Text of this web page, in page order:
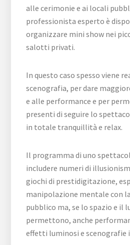
alle cerimonie e ai locali
professionista esperto è
organizzare mini show nei
salotti privati.
In questo caso spesso viene
scenografia, per dare
e alle performance e per
presenti di seguire lo
in totale tranquillità e relax.
Il programma di uno
includere numeri di
giochi di prestidigitazione,
manipolazione mentale con
pubblico ma, se lo spazio e il
permettono, anche
effetti luminosi e scenografie